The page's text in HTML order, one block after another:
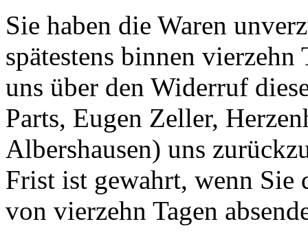
Sie haben die Waren
spätestens binnen vierzehn
uns über den Widerruf
Parts, Eugen Zeller,
Albershausen) uns
Frist ist gewahrt, wenn
von vierzehn Tagen